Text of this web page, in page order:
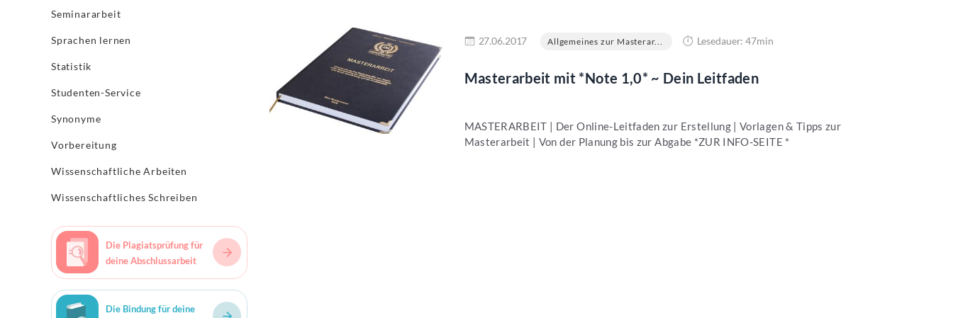
Seminararbeit
Sprachen lernen
Statistik
Studenten-Service
Synonyme
Vorbereitung
Wissenschaftliche Arbeiten
Wissenschaftliches Schreiben
Die Plagiatsprüfung für
deine Abschlussarbeit
Die Bindung für deine
27.06.2017 Allgemeines zur Masterar... Lesedauer: 47min
Masterarbeit mit *Note 1,0* ~ Dein Leitfaden
MASTERARBEIT | Der Online-Leitfaden zur Erstellung | Vorlagen & Tipps zur
Masterarbeit | Von der Planung bis zur Abgabe *ZUR INFO-SEITE *